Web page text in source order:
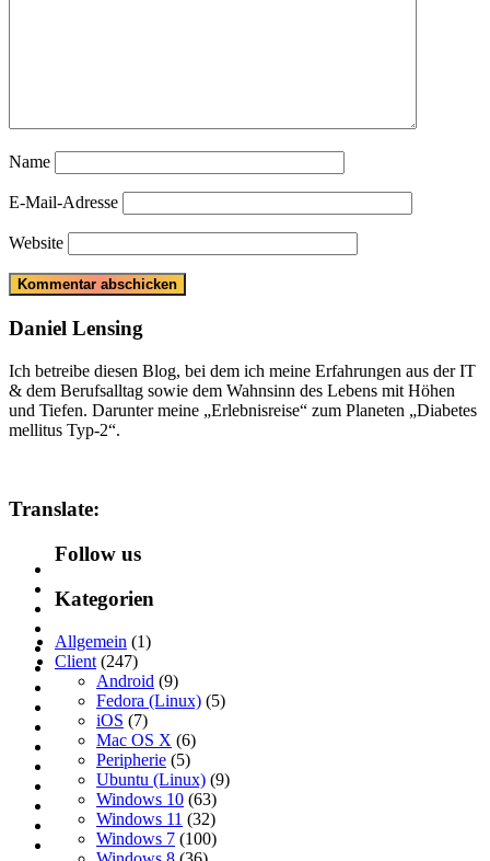
Name
E-Mail-Adresse
Website
Daniel Lensing
Ich betreibe diesen Blog, bei dem ich meine Erfahrungen aus der IT
& dem Berufsalltag sowie dem Wahnsinn des Lebens mit Höhen
und Tiefen. Darunter meine „Erlebnisreise“ zum Planeten „Diabetes
mellitus Typ-2“.
Translate:
Follow us
Kategorien
Allgemein (1)
Client (247)
Android (9)
Fedora (Linux) (5)
iOS (7)
Mac OS X (6)
Peripherie (5)
Ubuntu (Linux) (9)
Windows 10 (63)
Windows 11 (32)
Windows 7 (100)